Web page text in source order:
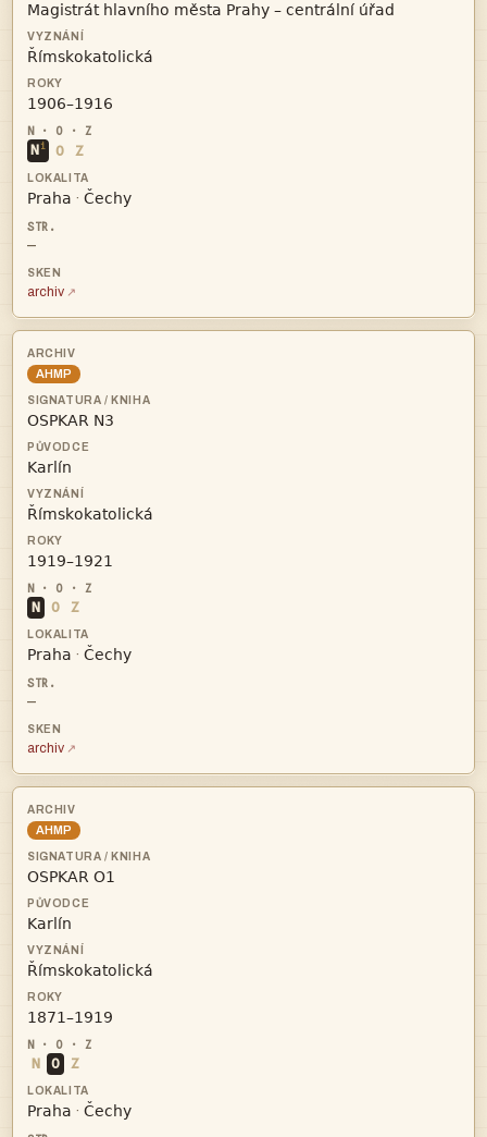



N i O Z
 · 
—
archiv
AHMP




N O Z
 · 
—
archiv
AHMP




N O Z
 · 